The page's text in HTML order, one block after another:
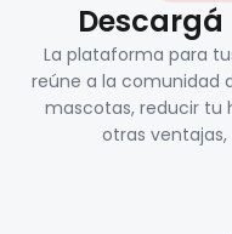
La plataforma para
reúne a la comunidad
mascotas, reducir tu
otras